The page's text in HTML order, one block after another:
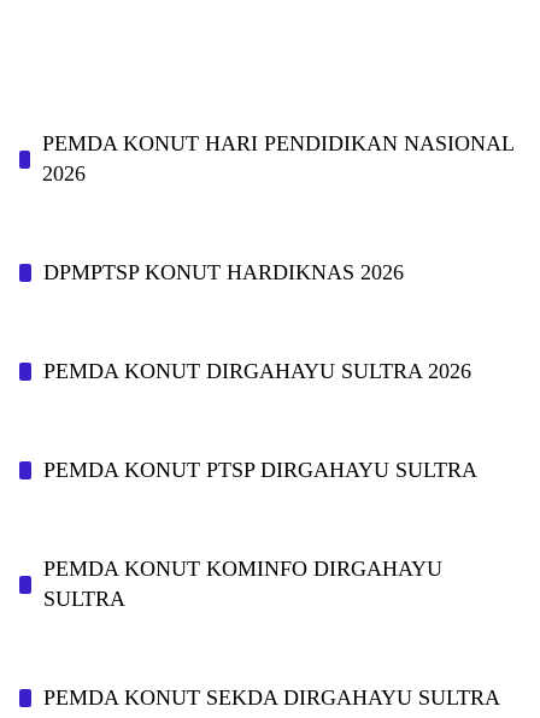
PEMDA KONUT HARI PENDIDIKAN NASIONAL
2026
DPMPTSP KONUT HARDIKNAS 2026
PEMDA KONUT DIRGAHAYU SULTRA 2026
PEMDA KONUT PTSP DIRGAHAYU SULTRA
PEMDA KONUT KOMINFO DIRGAHAYU
SULTRA
PEMDA KONUT SEKDA DIRGAHAYU SULTRA